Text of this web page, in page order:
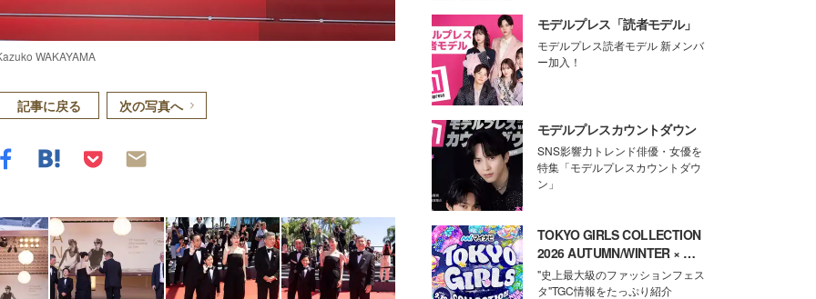
WAKAYAMA
記事に戻る 次の写真へ
モデルプレス「読者モデル」
モデルプレス読者モデル 新メンバ
ー加入！
モデルプレスカウントダウン
SNS影響力トレンド俳優・女優を
特集「モデルプレスカウントダウ
ン」
TOKYO GIRLS COLLECTION
2026 AUTUMN/WINTER × モ
デルプレス
"史上最大級のファッションフェス
タ"TGC情報をたっぷり紹介